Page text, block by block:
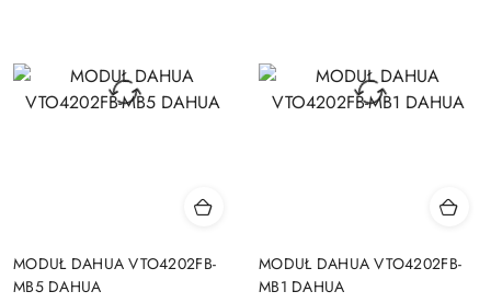
MODUŁ DAHUA VTO4202FB-
MB5 DAHUA
MODUŁ DAHUA VTO4202FB-
MB1 DAHUA